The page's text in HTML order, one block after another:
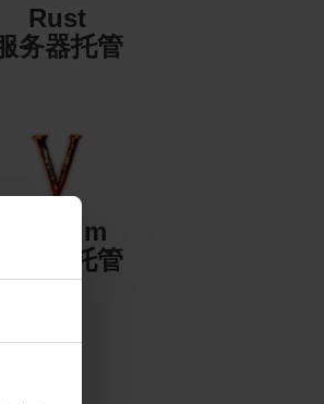
Rust
务器托管
Valheim
服务器托管